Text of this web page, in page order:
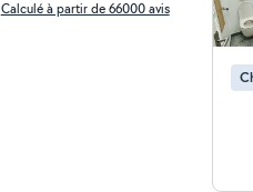
Calculé à partir de 66000 avis
temps.